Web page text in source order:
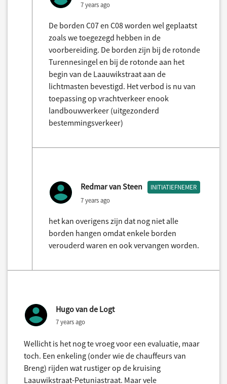
7 years ago
De borden C07 en C08 worden wel geplaatst
zoals we toegezegd hebben in de
voorbereiding. De borden zijn bij de rotonde
Turennesingel en bij de rotonde aan het
begin van de Laauwikstraat aan de
lichtmasten bevestigd. Het verbod is nu van
toepassing op vrachtverkeer enook
landbouwverkeer (uitgezonderd
bestemmingsverkeer)
Redmar van Steen INITIATIEFNEMER
7 years ago
het kan overigens zijn dat nog niet alle
borden hangen omdat enkele borden
verouderd waren en ook vervangen worden.
Hugo van de Logt
7 years ago
Wellicht is het nog te vroeg voor een evaluatie, maar
toch. Een enkeling (onder wie de chauffeurs van
Breng) rijden wat rustiger op de kruising
Laauwikstraat-Petuniastraat. Maar vele